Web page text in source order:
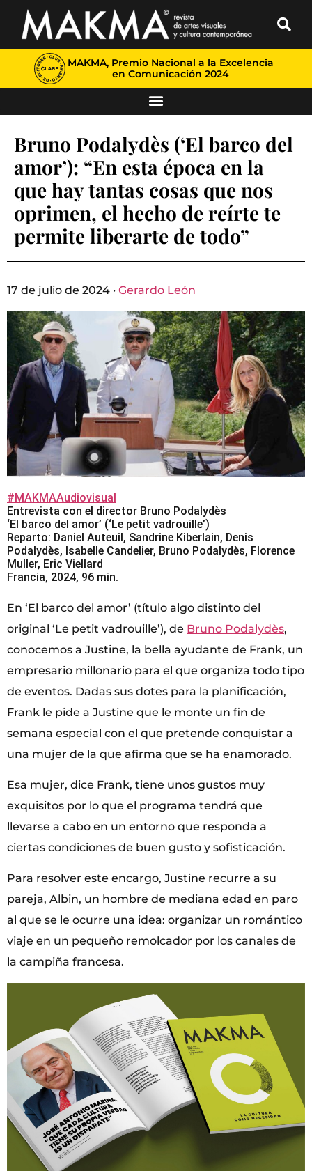
MAKMA, Premio Nacional a la Excelencia
en Comunicación 2024
Bruno Podalydès (‘El barco del
amor’): “En esta época en la
que hay tantas cosas que nos
oprimen, el hecho de reírte te
permite liberarte de todo”
17 de julio de 2024 · Gerardo León
#MAKMAAudiovisual
Entrevista con el director Bruno Podalydès
‘El barco del amor’ (‘Le petit vadrouille’)
Reparto: Daniel Auteuil, Sandrine Kiberlain, Denis
Podalydès, Isabelle Candelier, Bruno Podalydès, Florence
Muller, Eric Viellard
Francia, 2024, 96 min.
En ‘El barco del amor’ (título algo distinto del
original ‘Le petit vadrouille’), de Bruno Podalydès,
conocemos a Justine, la bella ayudante de Frank, un
empresario millonario para el que organiza todo tipo
de eventos. Dadas sus dotes para la planificación,
Frank le pide a Justine que le monte un fin de
semana especial con el que pretende conquistar a
una mujer de la que afirma que se ha enamorado.
Esa mujer, dice Frank, tiene unos gustos muy
exquisitos por lo que el programa tendrá que
llevarse a cabo en un entorno que responda a
ciertas condiciones de buen gusto y sofisticación.
Para resolver este encargo, Justine recurre a su
pareja, Albin, un hombre de mediana edad en paro
al que se le ocurre una idea: organizar un romántico
viaje en un pequeño remolcador por los canales de
la campiña francesa.